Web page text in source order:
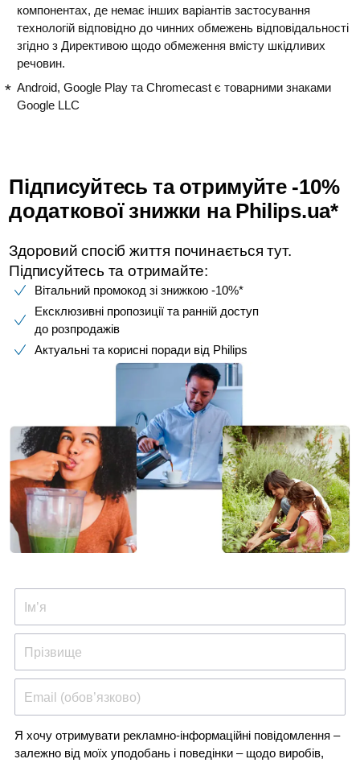
компонентах, де немає інших варіантів застосування
технологій відповідно до чинних обмежень відповідальності
згідно з Директивою щодо обмеження вмісту шкідливих
речовин.
Android, Google Play та Chromecast є товарними знаками
Google LLC
Підписуйтесь та отримуйте -10%
додаткової знижки на Philips.ua*
Здоровий спосіб життя починається тут.
Підписуйтесь та отримайте:​
Вітальний промокод зі знижкою -10%*​
Ексклюзивні пропозиції та ранній доступ
до розпродажів​
Актуальні та корисні поради від Philips​
Ім’я
Прізвище
Email (обов’язково)
Я хочу отримувати рекламно-інформаційні повідомлення –
залежно від моїх уподобань і поведінки – щодо виробів,